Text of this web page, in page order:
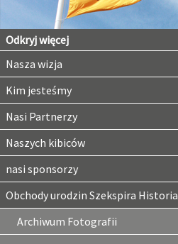
Odkryj więcej
Nasza wizja
Kim jesteśmy
Nasi Partnerzy
Naszych kibiców
nasi sponsorzy
Obchody urodzin Szekspira Historia
Archiwum Fotografii